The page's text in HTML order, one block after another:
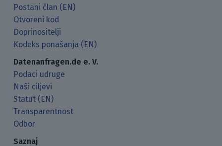
Postani član (EN)
Otvoreni kod
Doprinositelji
Kodeks ponašanja (EN)
Datenanfragen.de e. V.
Podaci udruge
Naši ciljevi
Statut (EN)
Transparentnost
Odbor
Saznaj